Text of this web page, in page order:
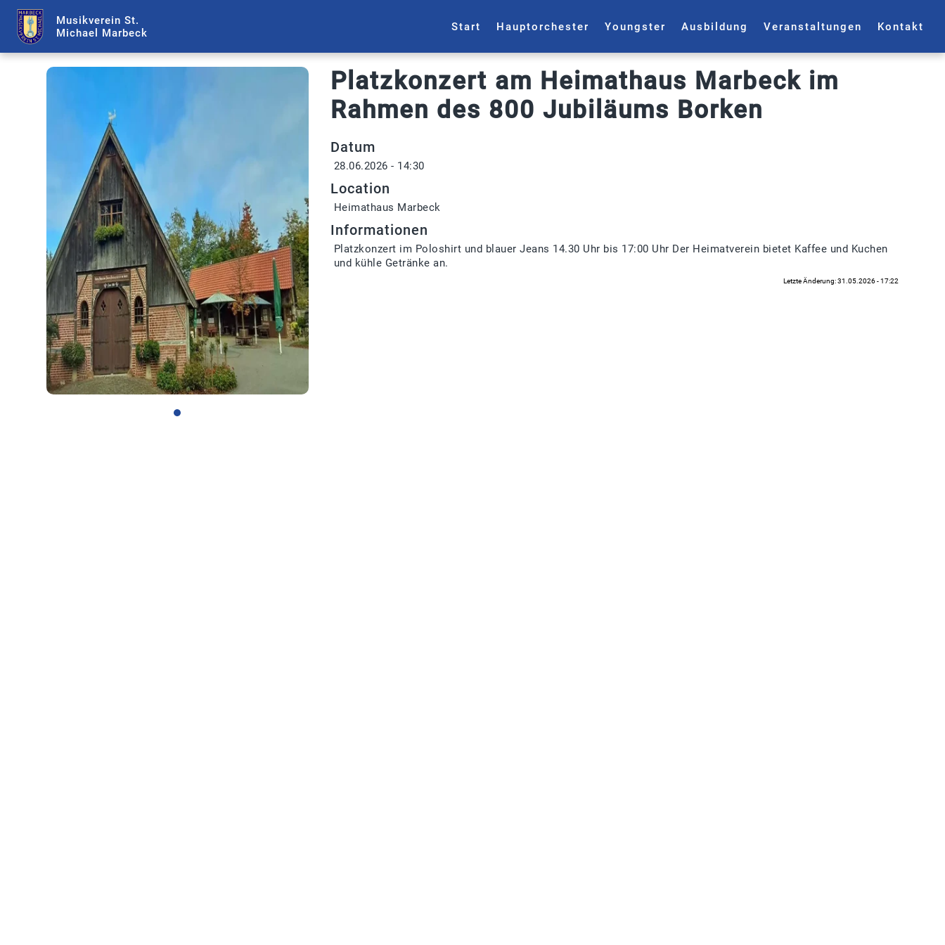
Musikverein St.
Michael Marbeck
Start Hauptorchester Youngster Ausbildung Veranstaltungen Kontakt
Platzkonzert am Heimathaus Marbeck im
Rahmen des 800 Jubiläums Borken
Datum
28.06.2026 - 14:30
Location
Heimathaus Marbeck
Informationen
Platzkonzert im Poloshirt und blauer Jeans 14.30 Uhr bis 17:00 Uhr Der Heimatverein bietet Kaffee und Kuchen
und kühle Getränke an.
Letzte Änderung: 31.05.2026 - 17:22